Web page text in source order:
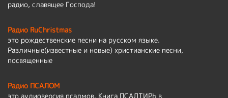
радио, славящее Господа!
Радио RuChristmas
это рождественские песни на русском языке.
Различные(известные и новые) христианские песни,
посвященные
Радио ПСАЛОМ
это аудиоверсия псалмов. Книга ПСАЛТИРЬ в